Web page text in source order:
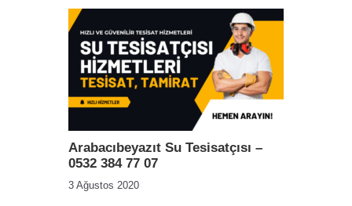
Arabacıbeyazıt Su Tesisatçısı –
0532 384 77 07
3 Ağustos 2020